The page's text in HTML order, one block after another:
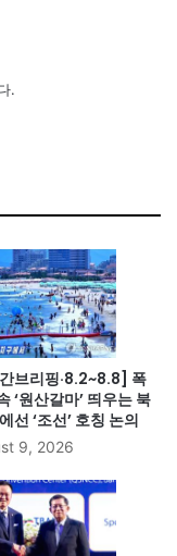
.
브리핑·8.2~8.8] 폭
‘원산갈마’ 띄우는 북
선 ‘조선’ 호칭 논의
9, 2026